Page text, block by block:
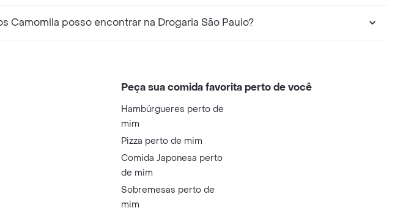
Que produtos relacionados a Johnsons Baby Condicionador Infantil Cabelos Claros Camomila posso encontrar na Drogaria São Paulo?
Peça sua comida favorita perto de você
Hambúrgueres perto de
mim
Pizza perto de mim
Comida Japonesa perto
de mim
Sobremesas perto de
mim